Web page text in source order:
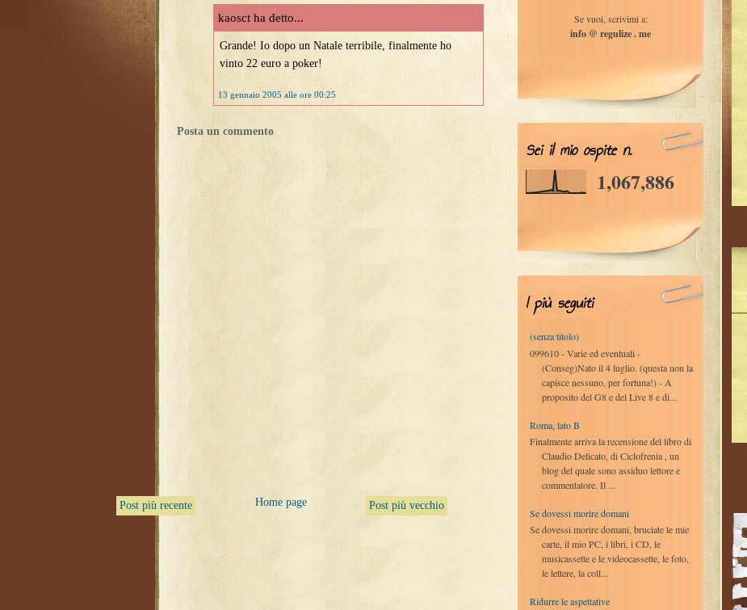
kaosct ha detto...
Grande! Io dopo un Natale terribile, finalmente ho
vinto 22 euro a poker!
13 gennaio 2005 alle ore 00:25
Posta un commento
Post più recente Post più vecchio
Home page
Se vuoi, scrivimi a:
info @ regulize . me
Sei il mio ospite n.
1,067,886
I più seguiti
(senza titolo)
099610 - Varie ed eventuali -
(Conseg)Nato il 4 luglio. (questa non la
capisce nessuno, per fortuna!) - A
proposito del G8 e del Live 8 e di...
Roma, lato B
Finalmente arriva la recensione del libro di
Claudio Delicato, di Ciclofrenia , un
blog del quale sono assiduo lettore e
commentatore. Il ...
Se dovessi morire domani
Se dovessi morire domani, bruciate le mie
carte, il mio PC, i libri, i CD, le
musicassette e le videocassette, le foto,
le lettere, la coll...
Ridurre le aspettative